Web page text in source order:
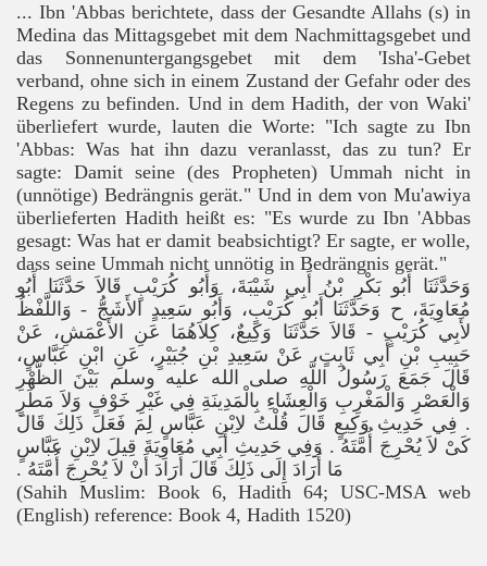
... Ibn 'Abbas berichtete, dass der Gesandte Allahs (s) in
Medina das Mittagsgebet mit dem Nachmittagsgebet und
das Sonnenuntergangsgebet mit dem 'Isha'-Gebet
verband, ohne sich in einem Zustand der Gefahr oder des
Regens zu befinden. Und in dem Hadith, der von Waki'
überliefert wurde, lauten die Worte: "Ich sagte zu Ibn
'Abbas: Was hat ihn dazu veranlasst, das zu tun? Er
sagte: Damit seine (des Propheten) Ummah nicht in
(unnötige) Bedrängnis gerät." Und in dem von Mu'awiya
überlieferten Hadith heißt es: "Es wurde zu Ibn 'Abbas
gesagt: Was hat er damit beabsichtigt? Er sagte, er wolle,
dass seine Ummah nicht unnötig in Bedrängnis gerät."
وَحَدَّثَنَا أَبُو بَكْرِ بْنُ أَبِي شَيْبَةَ، وَأَبُو كُرَيْبٍ قَالاَ حَدَّثَنَا أَبُو
مُعَاوِيَةَ، ح وَحَدَّثَنَا أَبُو كُرَيْبٍ، وَأَبُو سَعِيدٍ الأَشَجُّ - وَاللَّفْظُ
لأَبِي كُرَيْبٍ - قَالاَ حَدَّثَنَا وَكِيعٌ، كِلاَهُمَا عَنِ الأَعْمَشِ، عَنْ
حَبِيبِ بْنِ أَبِي ثَابِتٍ، عَنْ سَعِيدِ بْنِ جُبَيْرٍ، عَنِ ابْنِ عَبَّاسٍ،
قَالَ جَمَعَ رَسُولُ اللَّهِ صلى الله عليه وسلم بَيْنَ الظُّهْرِ
وَالْعَصْرِ وَالْمَغْرِبِ وَالْعِشَاءِ بِالْمَدِينَةِ فِي غَيْرِ خَوْفٍ وَلاَ مَطَرٍ
‏.‏ فِي حَدِيثِ وَكِيعٍ قَالَ قُلْتُ لاِبْنِ عَبَّاسٍ لِمَ فَعَلَ ذَلِكَ قَالَ
كَىْ لاَ يُحْرِجَ أُمَّتَهُ ‏.‏ وَفِي حَدِيثِ أَبِي مُعَاوِيَةَ قِيلَ لاِبْنِ عَبَّاسٍ
مَا أَرَادَ إِلَى ذَلِكَ قَالَ أَرَادَ أَنْ لاَ يُحْرِجَ أُمَّتَهُ ‏.‏
(Sahih Muslim: Book 6, Hadith 64; USC-MSA web
(English) reference: Book 4, Hadith 1520)